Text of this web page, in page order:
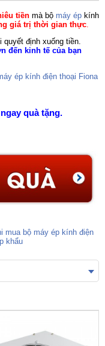
tiền mà bộ máy ép kính
giá trị thời gian thực.
quyết định xuống tiền.
đến kinh tế của bạn
ép kính điện thoại Fiona
quà tặng.
mua bộ máy ép kính điện
khẩu